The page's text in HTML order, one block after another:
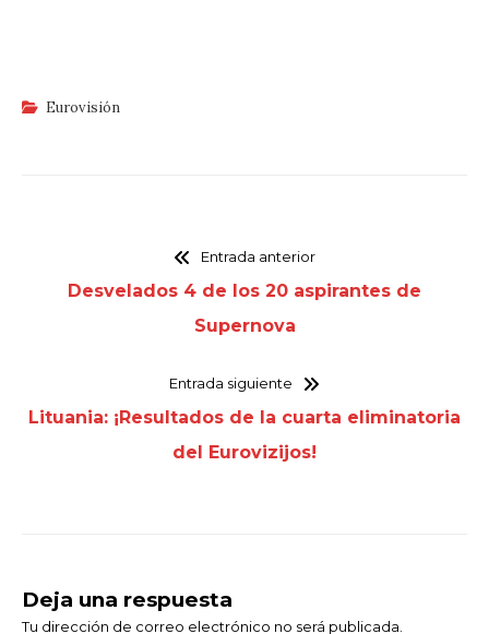
Eurovisión
Entrada anterior
Desvelados 4 de los 20 aspirantes de
Supernova
Entrada siguiente
Lituania: ¡Resultados de la cuarta eliminatoria
del Eurovizijos!
Deja una respuesta
Tu dirección de correo electrónico no será publicada.